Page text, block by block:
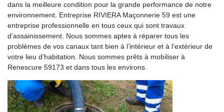
dans la meilleure condition pour la grande performance de notre
environnement. Entreprise RIVIERA Maçonnerie 59 est une
entreprise professionnelle en tous ceux qui sont travaux
d’assainissement. Nous sommes aptes à réparer tous les
problèmes de vos canaux tant bien à l’intérieur et à l’extérieur de
votre lieu d’habitation. Nous sommes prêts à mobiliser à
Renescure 59173 et dans tous les environs.